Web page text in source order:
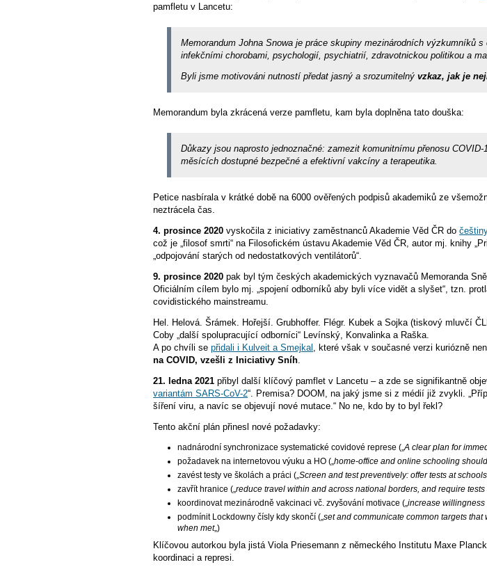
pamfletu v Lancetu:
Memorandum Johna Snowa je práce skupiny mezinárodních
infekčními chorobami, psychologií, psychiatrií, zdravotnickou politikou a
Byli jsme motivováni nutností předat jasný a srozumitelnývzkaz, jak je
Memorandum byla zkrácená verze pamfletu, kam byla doplněna tato douška:
Důkazy jsou naprosto jednoznačné: zamezit komunitnímu přenosu
měsících dostupné bezpečné a efektivní vakcíny a terapeutika.
Petice nasbírala v krátké době na 6000 ověřených podpisů akademiků ze
neztrácela čas.
4. prosince 2020 vyskočila z iniciativy zaměstnanců Akademie Věd ČR do
což je „filosof smrti“ na Filosofickém ústavu Akademie Věd ČR, autor mj. knihy
„odpojování starých od nedostatkových ventilátorů“.
9. prosince 2020 pak byl tým českých akademických vyznavačů Memoranda
Oficiálním cílem bylo mj. „spojení odborníků aby byli více vidět a slyšet“, tzn.
covidistického mainstreamu.
Hel. Helová. Šrámek. Hořejší. Grubhoffer. Flégr. Kubek a Sojka (tiskový mluvčí
Coby „další spolupracující odborníci“ Levínský, Konvalinka a Raška.
A po chvíli sepřidali i Kulveit a Smejkal , které však v současné verzi kuriózně
na COVID, vzešli z Iniciativy Sníh.
21. ledna 2021 přibyl další klíčový pamflet v Lancetu – a zde se signifikantně
variantám SARS-CoV-2“. Premisa? DOOM, na jaký jsme si z médií již zvykli.
šíření viru, a navíc se objevují nové mutace.“ No ne, kdo by to byl řekl?
Tento akční plán přinesl nové požadavky:
nadnárodní synchronizace systematické covidové represe („A clear plan for
požadavek na internetovou výuku a HO („home-office and online schooling
zavést testy ve školách a práci („Screen and test preventively: offer tests at
zavřít hranice („reduce travel within and across national borders, and require
koordinovat mezinárodně vakcinaci vč. zvyšování motivace („increase willingness
podmínit Lockdowny čísly kdy skončí („set and communicate common targets that
when met„)
Klíčovou autorkou byla jistá Viola Priesemann z německého Institutu Maxe
koordinaci a represi.